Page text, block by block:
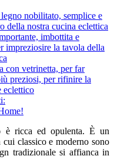
nobilitato, semplice e
della nostra cucina eclettica
imbottita e
impreziosire la tavola della
con vetrinetta, per far
preziosi, per rifinire la
eclettico
è ricca ed opulenta. È un
classico e moderno sono
tradizionale si affianca in